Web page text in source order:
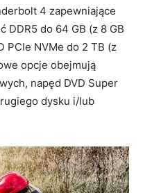
4 zapewniające
DDR5 do 64 GB (z 8 GB
PCIe NVMe do 2 TB (z
opcje obejmują
napęd DVD Super
dysku i/lub